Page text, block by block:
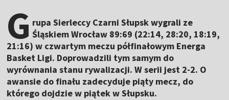
G rupa Sierleccy Czarni Słupsk wygrali ze
Śląskiem Wrocław 89:69 (22:14, 28:20, 18:19,
21:16) w czwartym meczu półfinałowym Energa
Basket Ligi. Doprowadzili tym samym do
wyrównania stanu rywalizacji. W serii jest 2-2. O
awansie do finału zadecyduje piąty mecz, do
którego dojdzie w piątek w Słupsku.